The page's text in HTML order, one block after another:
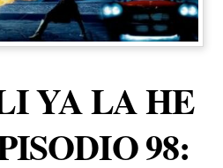
YA LA HE
98: